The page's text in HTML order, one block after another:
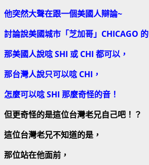
他突然大聲在跟一個美國人辯論~
討論說美國城市「芝加哥」 CHICAGO 的
那美國人說唸SHI 或 CHI 都可以，
那台灣人說只可以唸CHI ，
怎麼可以唸SHI 那麼奇怪的音！
但更奇怪的是這位台灣老兄自己吧！？
這位台灣老兄不知道的是，
那位站在他面前，